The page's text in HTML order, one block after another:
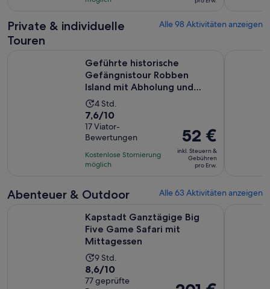
Bewertungen.
201 €
Erw.
Private & individuelle
Touren
Alle 98 Aktivitäten anzeigen
Geführte historische
Gefängnistour Robben
Island mit Abholung und
Rückgabe
Die
Aktivität
dauert
4
Stunden
4 Std.
7.6
von
10,
basierend
auf
Bewertungen.
7,6/10
17 Viator-
Bewertungen
Kostenlose Stornierung
möglich
Der
Preis
beträgt
52 €
Erw.
52 €
inkl. Steuern &
Gebühren
pro Erw.
Abenteuer & Outdoor Alle 63 Aktivitäten anzeigen
Kapstadt Ganztägige Big
Five Game Safari mit
Mittagessen
Die
Aktivität
dauert
9 Std.
8.6
von
8,6/10
77 geprüfte
Der